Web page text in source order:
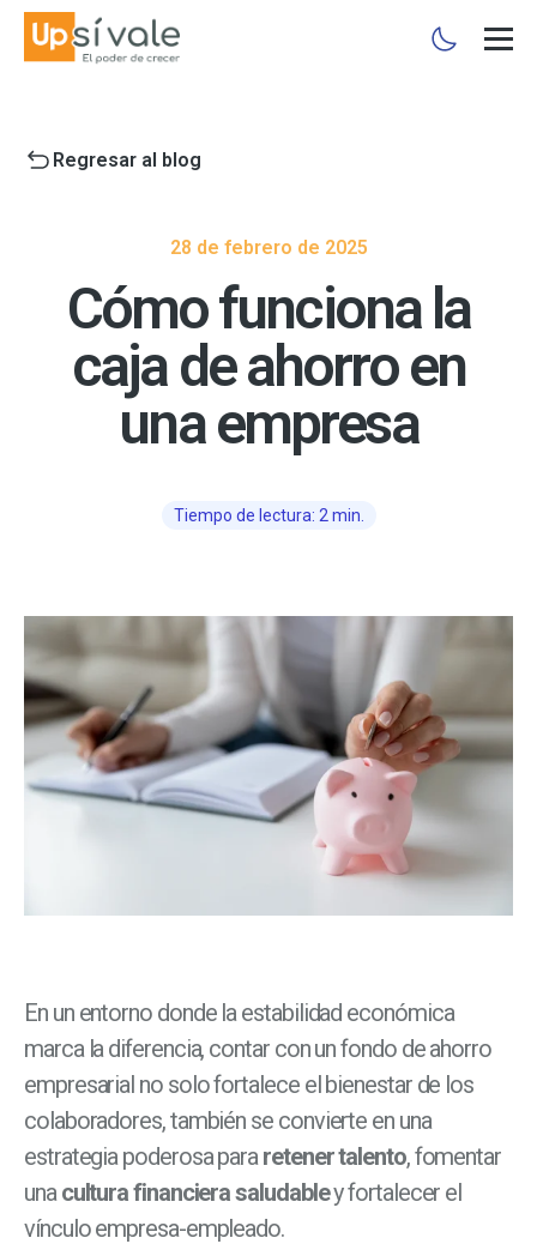
Regresar al blog
28 de febrero de 2025
Cómo funciona la
caja de ahorro en
una empresa
Tiempo de lectura: 2 min.
En un entorno donde la estabilidad económica
marca la diferencia, contar con un fondo de ahorro
empresarial no solo fortalece el bienestar de los
colaboradores, también se convierte en una
estrategia poderosa pararetener talento, fomentar
unacultura financiera saludabley fortalecer el
vínculo empresa-empleado.